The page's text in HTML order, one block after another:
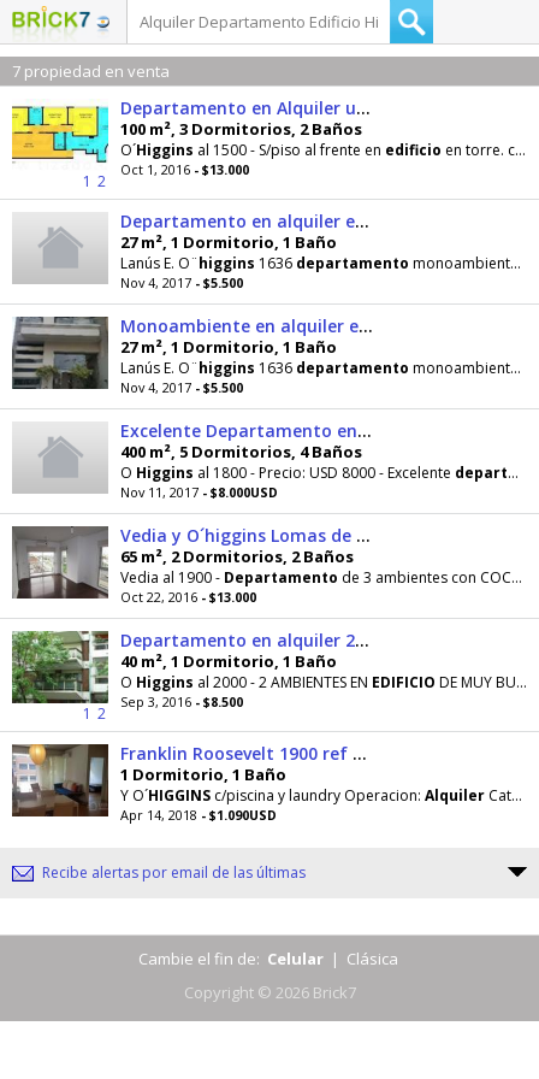
7 propiedad en venta
1 2
Departamento en Alquiler ubicado en Belgrano BEL2733_LP112486
100 m², 3 Dormitorios, 2 Baños
O´Higgins al 1500 - S/piso al frente en edificio en torre. cochera espacio y baulera
Oct 1, 2016 - $13.000
Departamento en alquiler en Lanus Este
27 m², 1 Dormitorio, 1 Baño
Lanús E. O¨higgins 1636 departamento monoambiente APTO PROFESIONAL O VIVIENDA
Nov 4, 2017 - $5.500
Monoambiente en alquiler en Lanus Este
27 m², 1 Dormitorio, 1 Baño
Lanús E. O¨higgins 1636 departamento monoambiente APTO PROFESIONAL O VIVIENDA
Nov 4, 2017 - $5.500
Excelente Departamento en Alquiler. 8 ambientes
400 m², 5 Dormitorios, 4 Baños
O Higgins al 1800 - Precio: USD 8000 - Excelente departamento
Nov 11, 2017 - $8.000USD
Vedia y O´higgins Lomas de Nuñez Depto de 3 amb con cochera fija en Alquiler, excelente estado
65 m², 2 Dormitorios, 2 Baños
Vedia al 1900 - Departamento de 3 ambientes con COCHERA FIJA. Superficie total 65 m2. Muy luminoso
Oct 22, 2016 - $13.000
1 2
Departamento en alquiler 2 ambientes con cochera fija zona Belgrano
40 m², 1 Dormitorio, 1 Baño
O Higgins al 2000 - 2 AMBIENTES EN EDIFICIO DE MUY BUENA CATEGORÍA CON ESPACIO GUARDACOCHE CUBIERTO
Sep 3, 2016 - $8.500
Franklin Roosevelt 1900 ref 319
1 Dormitorio, 1 Baño
Y O´HIGGINS c/piscina y laundry Operacion: Alquiler Categoria:
Apr 14, 2018 - $1.090USD
Recibe alertas por email de las últimas
Cambie el fin de: Celular | Clásica
Copyright © 2026 Brick7